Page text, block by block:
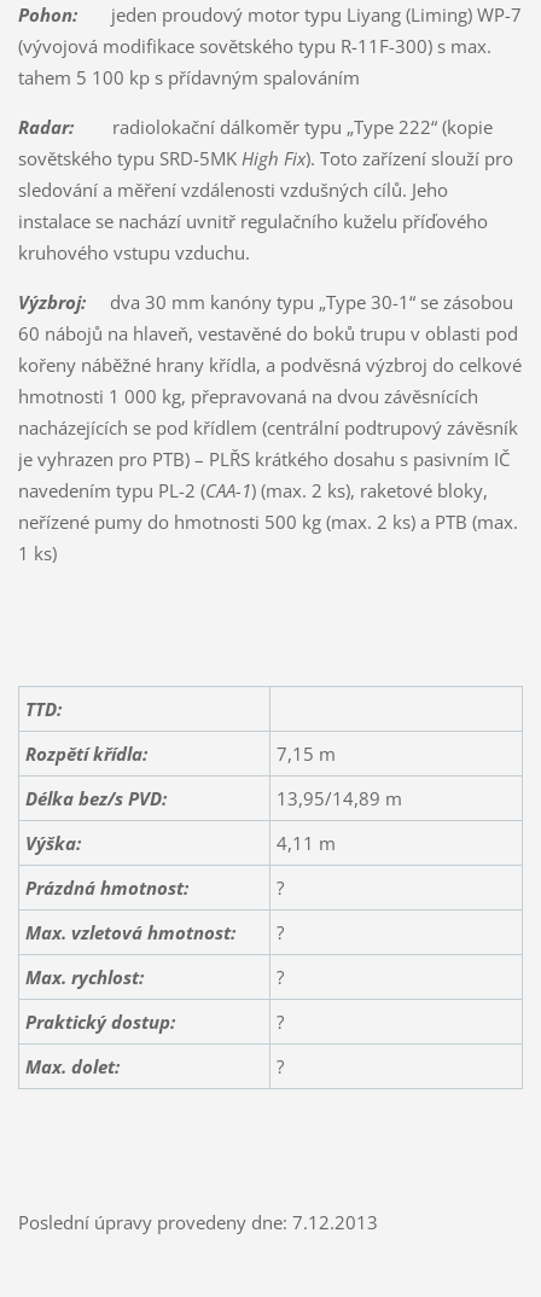
Pohon:jeden proudový motor typu Liyang (Liming) WP-7
(vývojová modifikace sovětského typu R-11F-300) s max.
tahem 5 100 kp s přídavným spalováním
Radar:radiolokační dálkoměr typu „Type 222“ (kopie
sovětského typu SRD-5MK High Fix). Toto zařízení slouží pro
sledování a měření vzdálenosti vzdušných cílů. Jeho
instalace se nachází uvnitř regulačního kuželu příďového
kruhového vstupu vzduchu.
Výzbroj:dva 30 mm kanóny typu „Type 30-1“ se zásobou
60 nábojů na hlaveň, vestavěné do boků trupu v oblasti pod
kořeny náběžné hrany křídla, a podvěsná výzbroj do celkové
hmotnosti 1 000 kg, přepravovaná na dvou závěsnících
nacházejících se pod křídlem (centrální podtrupový závěsník
je vyhrazen pro PTB) – PLŘS krátkého dosahu s pasivním IČ
navedením typu PL-2 (CAA-1) (max. 2 ks), raketové bloky,
neřízené pumy do hmotnosti 500 kg (max. 2 ks) a PTB (max.
1 ks)
TTD:
Rozpětí křídla:
7,15 m
Délka bez/s PVD:
13,95/14,89 m
Výška:
4,11 m
Prázdná hmotnost:
?
Max. vzletová hmotnost:
?
Max. rychlost:
?
Praktický dostup:
?
Max. dolet:
?
Poslední úpravy provedeny dne: 7.12.2013